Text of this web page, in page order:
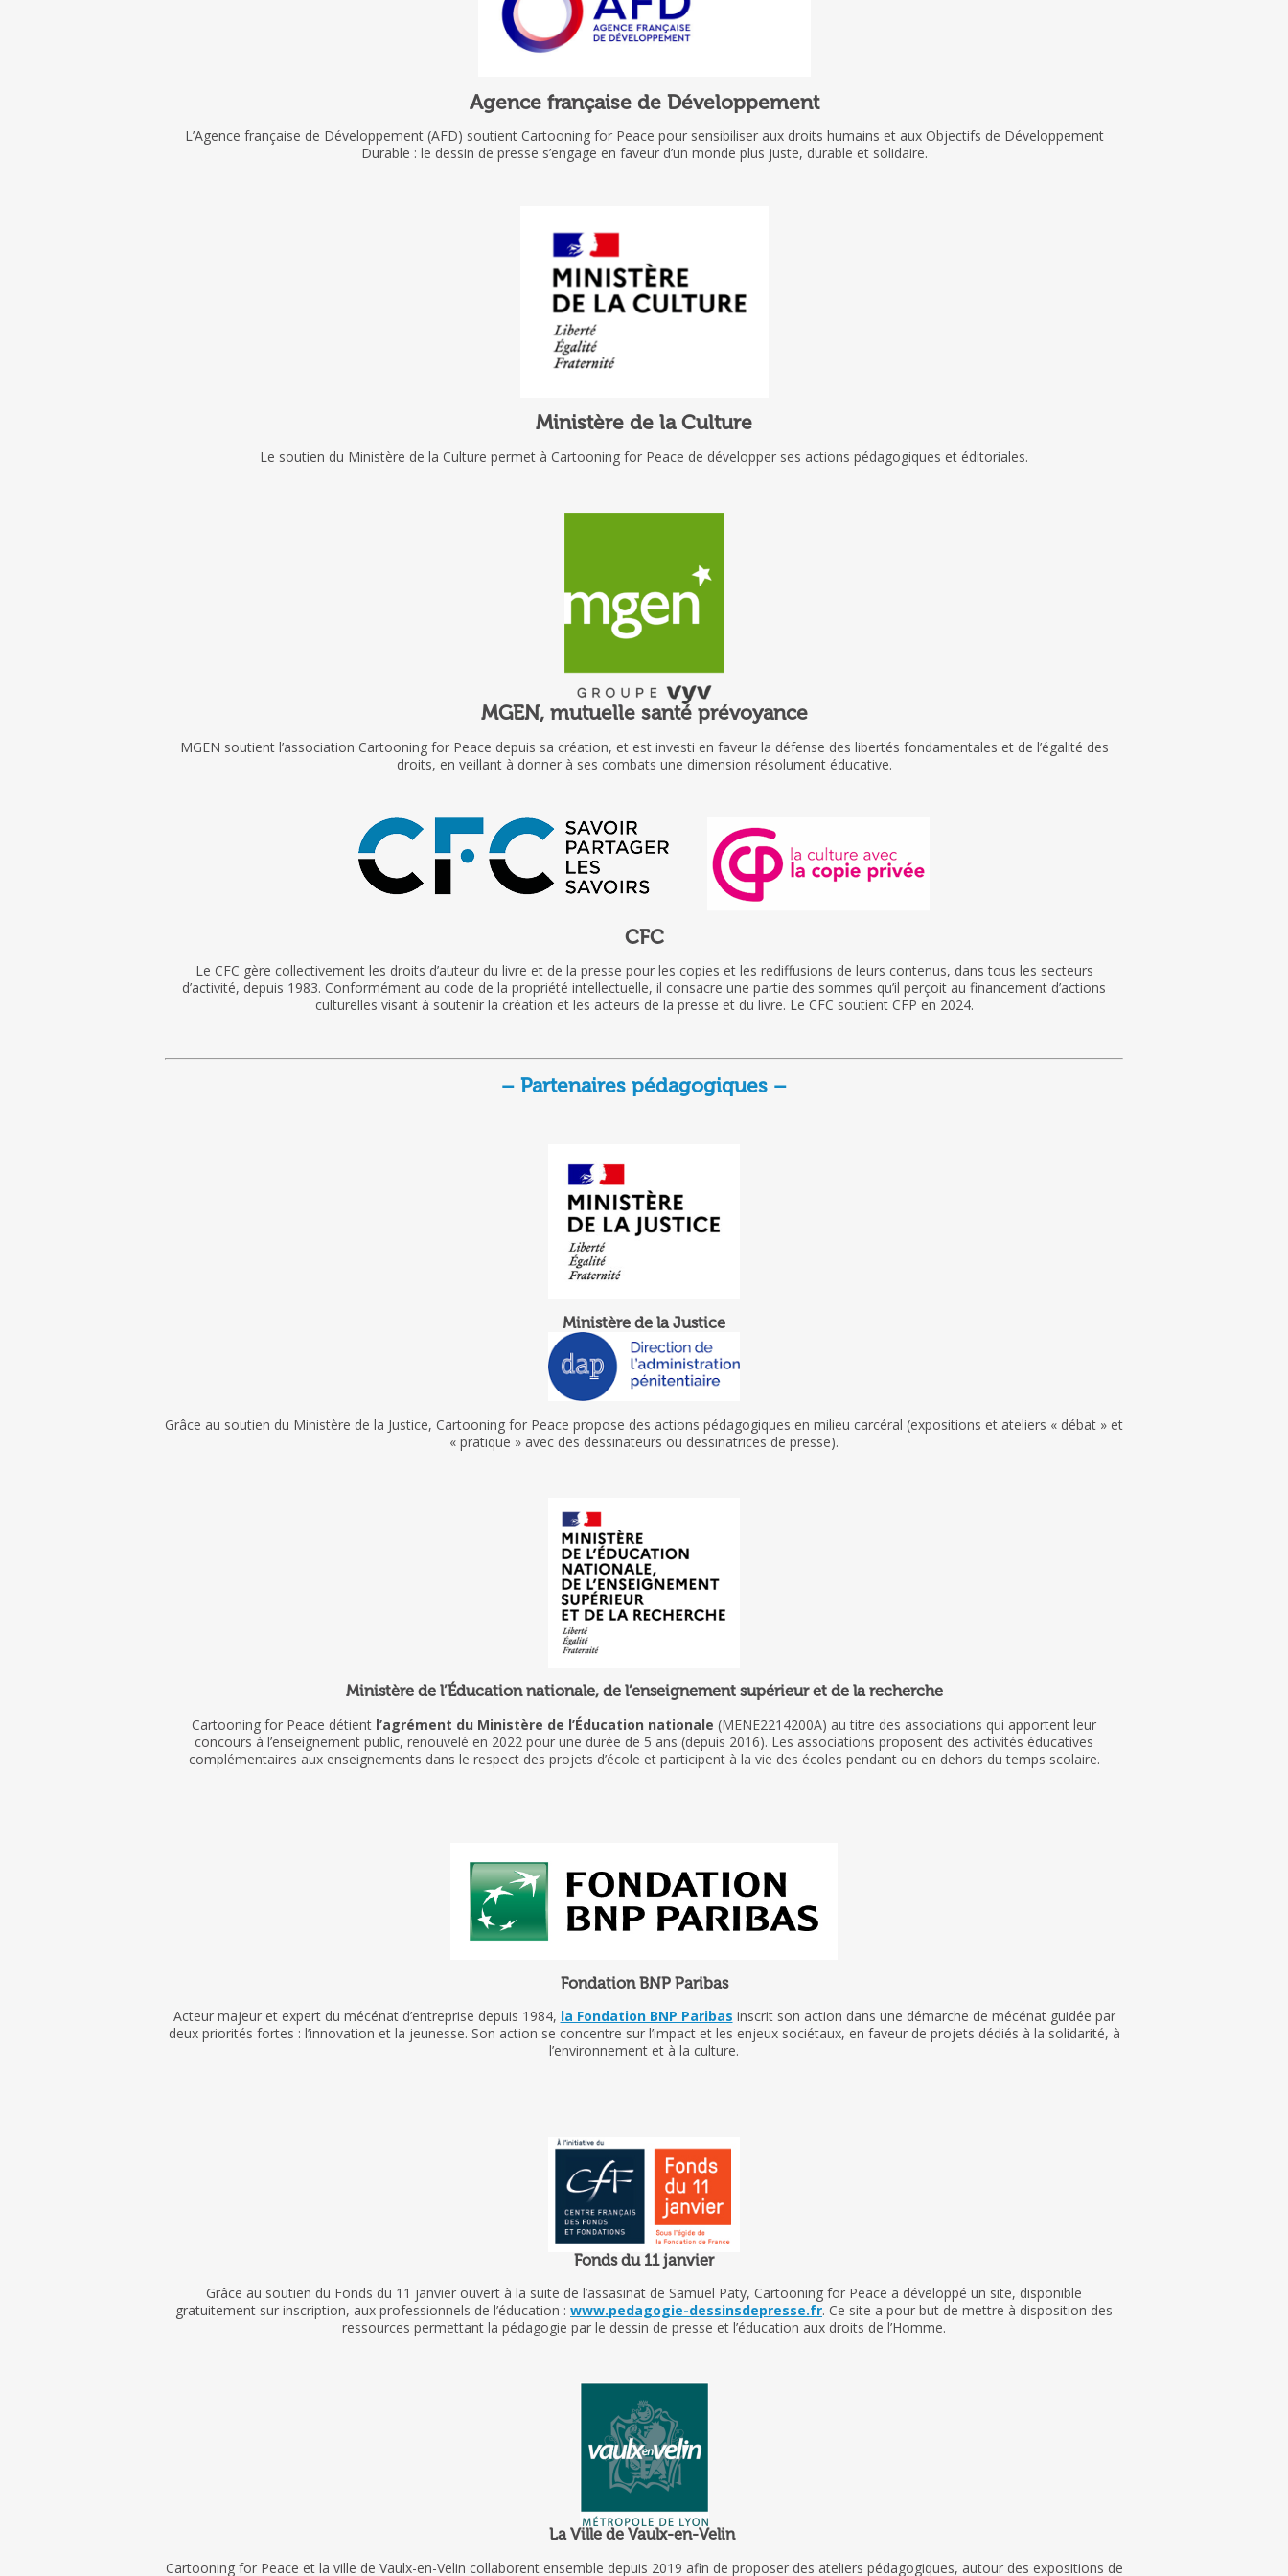
Agence française de Développement
L’Agence française de Développement (AFD) soutient Cartooning for Peace pour sensibiliser aux droits humains et aux Objectifs de Développement
Durable : le dessin de presse s’engage en faveur d’un monde plus juste, durable et solidaire.
Ministère de la Culture
Le soutien du Ministère de la Culture permet à Cartooning for Peace de développer ses actions pédagogiques et éditoriales.
MGEN, mutuelle santé prévoyance
MGEN soutient l’association Cartooning for Peace depuis sa création, et est investi en faveur la défense des libertés fondamentales et de l’égalité des
droits, en veillant à donner à ses combats une dimension résolument éducative.
CFC
Le CFC gère collectivement les droits d’auteur du livre et de la presse pour les copies et les rediffusions de leurs contenus, dans tous les secteurs
d’activité, depuis 1983. Conformément au code de la propriété intellectuelle, il consacre une partie des sommes qu’il perçoit au financement d’actions
culturelles visant à soutenir la création et les acteurs de la presse et du livre. Le CFC soutient CFP en 2024.
– Partenaires pédagogiques –
Ministère de la Justice
Grâce au soutien du Ministère de la Justice, Cartooning for Peace propose des actions pédagogiques en milieu carcéral (expositions et ateliers « débat » et
« pratique » avec des dessinateurs ou dessinatrices de presse).
Ministère de l’Éducation nationale, de l’enseignement supérieur et de la recherche
Cartooning for Peace détient l’agrément du Ministère de l’Éducation nationale (MENE2214200A) au titre des associations qui apportent leur
concours à l’enseignement public, renouvelé en 2022 pour une durée de 5 ans (depuis 2016). Les associations proposent des activités éducatives
complémentaires aux enseignements dans le respect des projets d’école et participent à la vie des écoles pendant ou en dehors du temps scolaire.
Fondation BNP Paribas
Acteur majeur et expert du mécénat d’entreprise depuis 1984, la Fondation BNP Paribas inscrit son action dans une démarche de mécénat guidée par
deux priorités fortes : l’innovation et la jeunesse. Son action se concentre sur l’impact et les enjeux sociétaux, en faveur de projets dédiés à la solidarité, à
l’environnement et à la culture.
Fonds du 11 janvier
Grâce au soutien du Fonds du 11 janvier ouvert à la suite de l’assasinat de Samuel Paty, Cartooning for Peace a développé un site, disponible
gratuitement sur inscription, aux professionnels de l’éducation : www.pedagogie-dessinsdepresse.fr. Ce site a pour but de mettre à disposition des
ressources permettant la pédagogie par le dessin de presse et l’éducation aux droits de l’Homme.
La Ville de Vaulx-en-Velin
Cartooning for Peace et la ville de Vaulx-en-Velin collaborent ensemble depuis 2019 afin de proposer des ateliers pédagogiques, autour des expositions de